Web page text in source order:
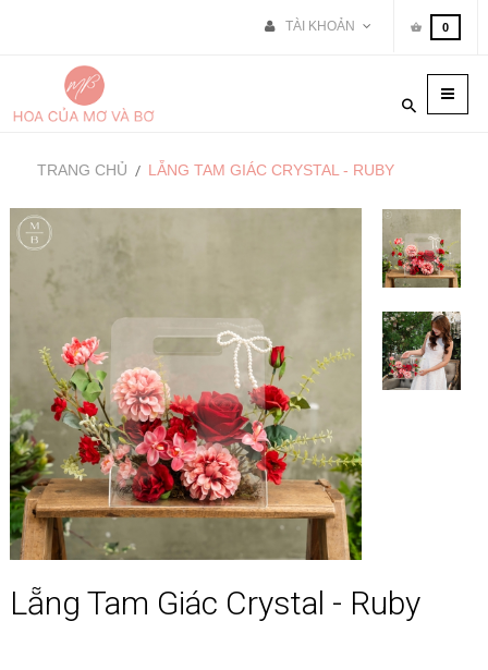
0
TÀI KHOẢN
Toggle
TRANG CHỦ LẴNG TAM GIÁC CRYSTAL - RUBY
Lẵng Tam Giác Crystal - Ruby